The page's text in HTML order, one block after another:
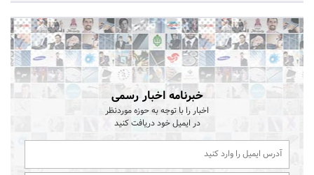
خبرنامه اخبار رسمی
اخبار را با توجه به حوزه موردنظر
در ایمیل خود دریافت کنید